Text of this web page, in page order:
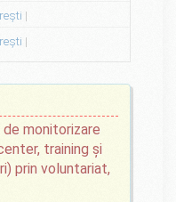
monitorizare
training și
prin voluntariat,